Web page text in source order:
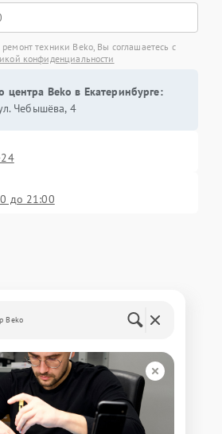
техники Beko, Вы соглашаетесь с
конфиденциальности
центра Beko в Екатеринбурге:
Чебышёва, 4
до 21:00
Beko